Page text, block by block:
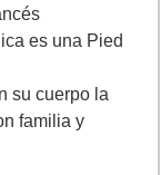
es una Pied
su cuerpo la
familia y